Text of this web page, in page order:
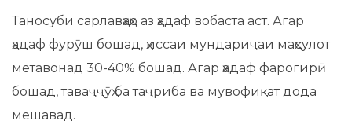
Таносуби сарлавҳаҳо аз ҳадаф вобаста аст. Агар
ҳадаф фурӯш бошад, ҳиссаи мундариҷаи маҳсулот
метавонад 30-40% бошад. Агар ҳадаф фарогирӣ
бошад, таваҷҷӯҳ ба таҷриба ва мувофиқат дода
мешавад.